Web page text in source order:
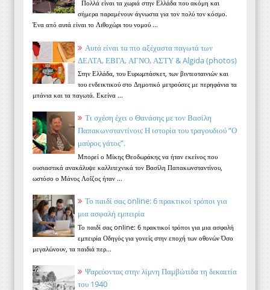
Πολλά είναι τα χωριά στην Ελλάδα που ακόμη και
σήμερα παραμένουν άγνωστα για τον πολύ τον κόσμο.
Ένα από αυτά είναι το Λιθοχώρι του νομού ...
Αυτά είναι τα πιο αξέχαστα παγωτά των
ΔΕΛΤΑ, ΕΒΓΑ, ΑΓΝΟ, ΑΣΤΥ & Algida (photos)
Στην Ελλάδα, του Ευρωμπάσκετ, των βιντεοταινιών και
του ενδεικτικού στο Δημοτικό μετρούσες με περηφάνια τα
μπάνια και τα παγωτά. Εκείνα ...
Τι σχέση έχει ο Θανάσης με τον Βασίλη
Παπακωνσταντίνου; Η ιστορία του τραγουδιού “Ο
μαύρος γάτος”.
Μπορεί ο Μίκης Θεοδωράκης να ήταν εκείνος που
ουσιαστικά ανακάλυψε καλλιτεχνικά τον Βασίλη Παπακωνσταντίνου,
ωστόσο ο Μάνος Λοΐζος ήταν ...
Το παιδί σας online: 6 πρακτικοί τρόποι για
μια ασφαλή εμπειρία
Το παιδί σας online: 6 πρακτικοί τρόποι για μια ασφαλή
εμπειρία Οδηγός για γονείς στην εποχή των οθονών Όσο
μεγαλώνουν, τα παιδιά περ...
Ψαρεύοντας στην λίμνη Παμβώτιδα τη δεκαετία
του 1940